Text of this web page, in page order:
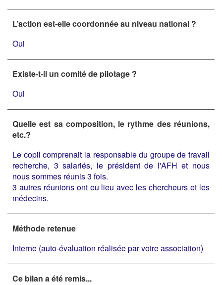
L’action est-elle coordonnée au niveau national ?
Oui
Existe-t-il un comité de pilotage ?
Oui
Quelle est sa composition, le rythme des réunions,
etc.?
Le copil comprenait la responsable du groupe de travail
recherche, 3 salariés, le président de l'AFH et nous
nous sommes réunis 3 fois.
3 autres réunions ont eu lieu avec les chercheurs et les
médecins.
Méthode retenue
Interne (auto-évaluation réalisée par votre association)
Ce bilan a été remis...